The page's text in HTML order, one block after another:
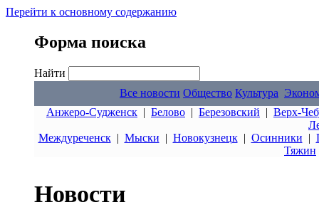
Перейти к основному содержанию
Форма поиска
Найти
Все новости Общество Культура
Анжеро-Судженск | Белово | Березовский | Верх-
Междуреченск| Мыски | Новокузнецк| Осинники |
Тяжин
Новости